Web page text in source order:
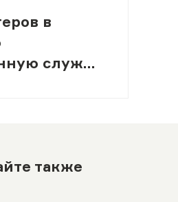
в
службу
также